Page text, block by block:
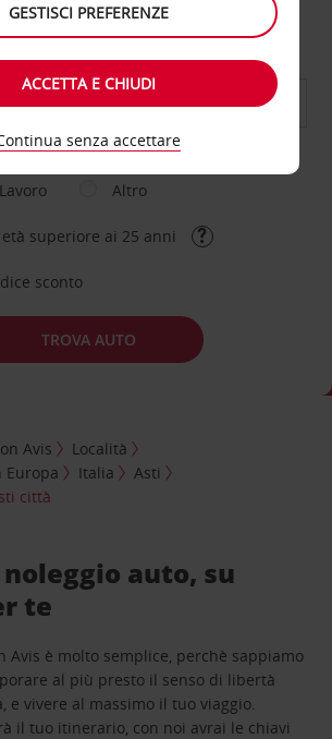
di riconsegna diversa
AL GIORNO
Lavoro Altro
superiore ai 25 anni
sconto
TROVA AUTO
Avis
Località
Europa
Italia
Asti
città
auto, su
te
Avis è molto semplice, perchè sappiamo
al più presto il senso di libertà
e vivere al massimo il tuo viaggio.
il tuo itinerario, con noi avrai le chiavi
GESTISCI PREFERENZE
ACCETTA E CHIUDI
senza accettare